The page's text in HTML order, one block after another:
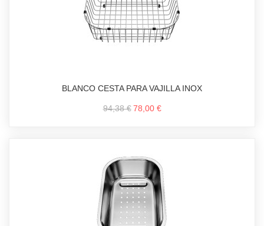
BLANCO CESTA PARA VAJILLA INOX
94,38 € 78,00 €